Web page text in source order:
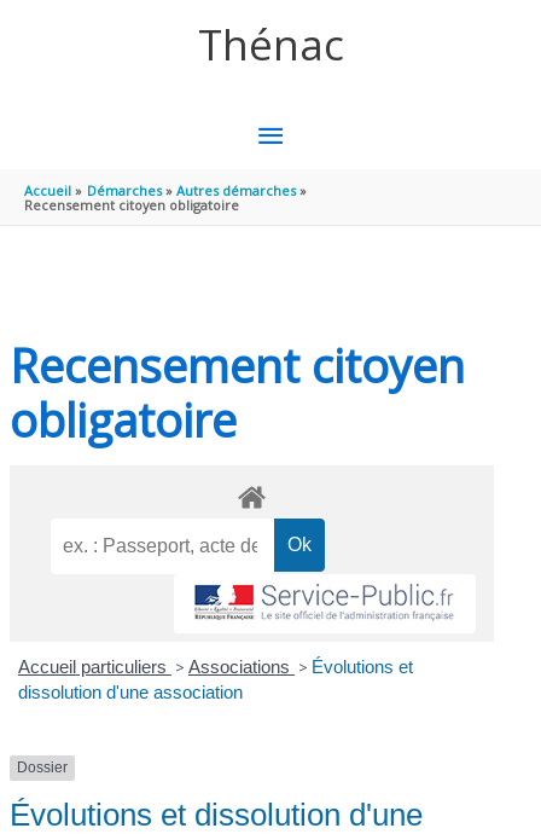
Thénac
MENU
PRINCIPAL
Accueil Démarches
Autres démarches
Recensement citoyen obligatoire
Recensement citoyen
obligatoire
Accueil particuliers > Associations > Évolutions et
dissolution d'une association
Dossier
Évolutions et dissolution d'une